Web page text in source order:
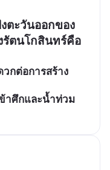
รัตนโกสินทร์คือ
กต่อการสร้าง
าศึกและน้ำท่วม